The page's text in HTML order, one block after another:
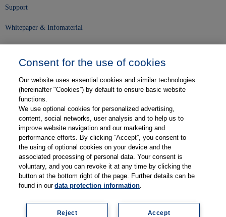
Support
Whitepaper & Infomaterial
Karriere
Kontakt
Web-Semniare
Anwenderberichte
Partner
Consent for the use of cookies
Our website uses essential cookies and similar technologies
(hereinafter "Cookies”) by default to ensure basic website
functions.
We use optional cookies for personalized advertising,
content, social networks, user analysis and to help us to
improve website navigation and our marketing and
performance efforts. By clicking “Accept”, you consent to
the using of optional cookies on your device and the
associated processing of personal data. Your consent is
voluntary, and you can revoke it at any time by clicking the
button at the bottom right of the page. Further details can be
found in ourdata protection information.
Accept
Reject